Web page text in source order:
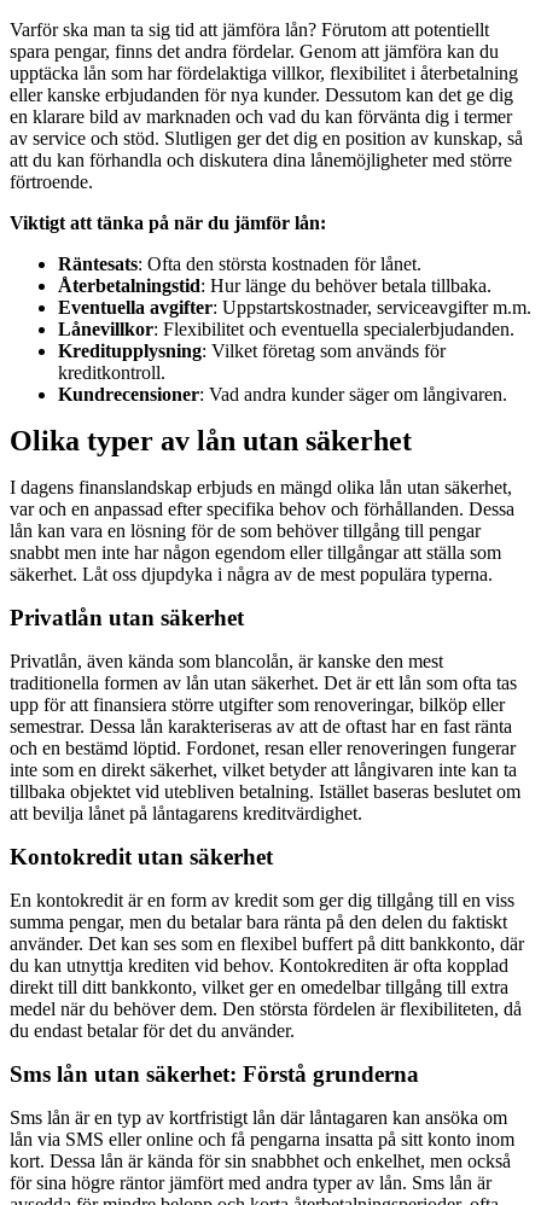
Varför ska man ta sig tid att jämföra lån? Förutom att potentiellt
spara pengar, finns det andra fördelar. Genom att jämföra kan du
upptäcka lån som har fördelaktiga villkor, flexibilitet i återbetalning
eller kanske erbjudanden för nya kunder. Dessutom kan det ge dig
en klarare bild av marknaden och vad du kan förvänta dig i termer
av service och stöd. Slutligen ger det dig en position av kunskap, så
att du kan förhandla och diskutera dina lånemöjligheter med större
förtroende.
Viktigt att tänka på när du jämför lån:
Räntesats: Ofta den största kostnaden för lånet.
Återbetalningstid: Hur länge du behöver betala tillbaka.
Eventuella avgifter: Uppstartskostnader, serviceavgifter m.m.
Lånevillkor: Flexibilitet och eventuella specialerbjudanden.
Kreditupplysning: Vilket företag som används för
kreditkontroll.
Kundrecensioner: Vad andra kunder säger om långivaren.
Olika typer av lån utan säkerhet
I dagens finanslandskap erbjuds en mängd olika lån utan säkerhet,
var och en anpassad efter specifika behov och förhållanden. Dessa
lån kan vara en lösning för de som behöver tillgång till pengar
snabbt men inte har någon egendom eller tillgångar att ställa som
säkerhet. Låt oss djupdyka i några av de mest populära typerna.
Privatlån utan säkerhet
Privatlån, även kända som blancolån, är kanske den mest
traditionella formen av lån utan säkerhet. Det är ett lån som ofta tas
upp för att finansiera större utgifter som renoveringar, bilköp eller
semestrar. Dessa lån karakteriseras av att de oftast har en fast ränta
och en bestämd löptid. Fordonet, resan eller renoveringen fungerar
inte som en direkt säkerhet, vilket betyder att långivaren inte kan ta
tillbaka objektet vid utebliven betalning. Istället baseras beslutet om
att bevilja lånet på låntagarens kreditvärdighet.
Kontokredit utan säkerhet
En kontokredit är en form av kredit som ger dig tillgång till en viss
summa pengar, men du betalar bara ränta på den delen du faktiskt
använder. Det kan ses som en flexibel buffert på ditt bankkonto, där
du kan utnyttja krediten vid behov. Kontokrediten är ofta kopplad
direkt till ditt bankkonto, vilket ger en omedelbar tillgång till extra
medel när du behöver dem. Den största fördelen är flexibiliteten, då
du endast betalar för det du använder.
Sms lån utan säkerhet: Förstå grunderna
Sms lån är en typ av kortfristigt lån där låntagaren kan ansöka om
lån via SMS eller online och få pengarna insatta på sitt konto inom
kort. Dessa lån är kända för sin snabbhet och enkelhet, men också
för sina högre räntor jämfört med andra typer av lån. Sms lån är